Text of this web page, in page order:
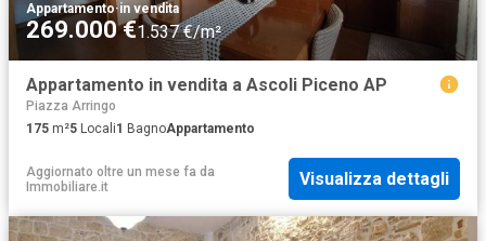
Appartamento·in vendita
269.000 €1.537 €/m²
Appartamento in vendita a Ascoli Piceno AP
Piazza Arringo
175 m²5 Locali1 BagnoAppartamento
Aggiornato oltre un mese fa da
Immobiliare.it
Visualizza dettagli